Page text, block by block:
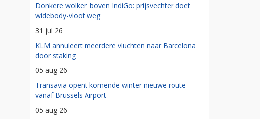
Donkere wolken boven IndiGo: prijsvechter doet
widebody-vloot weg
31 jul 26
KLM annuleert meerdere vluchten naar Barcelona
door staking
05 aug 26
Transavia opent komende winter nieuwe route
vanaf Brussels Airport
05 aug 26